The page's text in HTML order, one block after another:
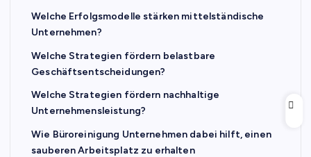
Welche Erfolgsmodelle stärken mittelständische
Unternehmen?
Welche Strategien fördern belastbare
Geschäftsentscheidungen?
Welche Strategien fördern nachhaltige
Unternehmensleistung?
Wie Büroreinigung Unternehmen dabei hilft, einen
sauberen Arbeitsplatz zu erhalten